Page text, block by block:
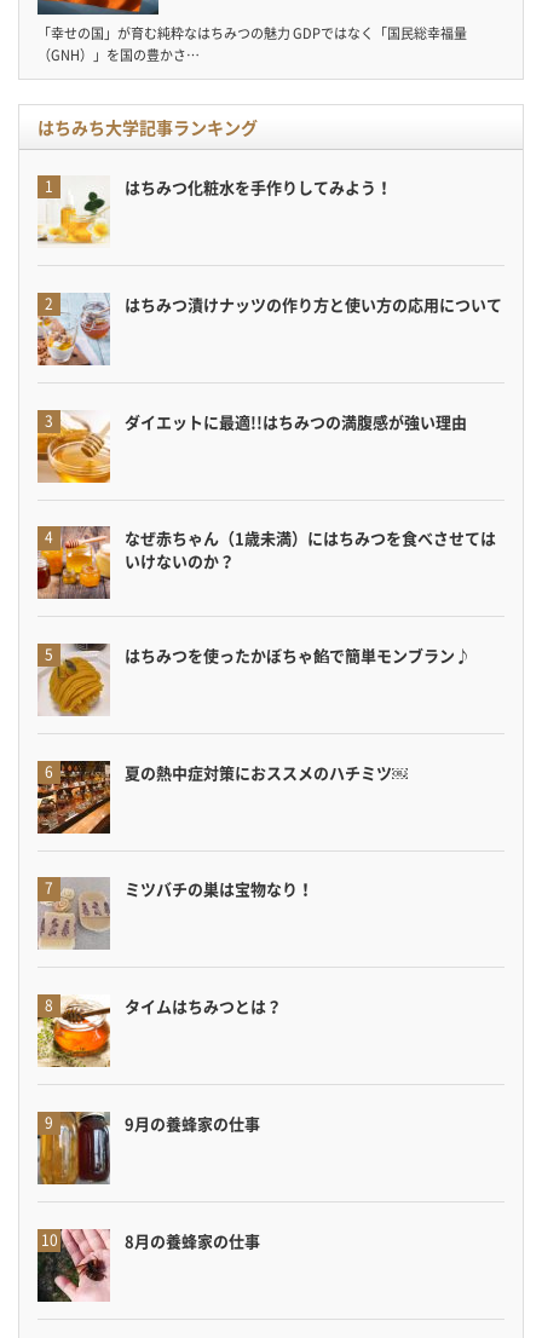
「幸せの国」が育む純粋なはちみつの魅力 GDPではなく「国民総幸福量
（GNH）」を国の豊かさ…
はちみち大学記事ランキング
はちみつ化粧水を手作りしてみよう！
はちみつ漬けナッツの作り方と使い方の応用について
ダイエットに最適!!はちみつの満腹感が強い理由
なぜ赤ちゃん（1歳未満）にはちみつを食べさせては
いけないのか？
はちみつを使ったかぼちゃ餡で簡単モンブラン♪
夏の熱中症対策におススメのハチミツ￼
ミツバチの巣は宝物なり！
タイムはちみつとは？
9月の養蜂家の仕事
8月の養蜂家の仕事